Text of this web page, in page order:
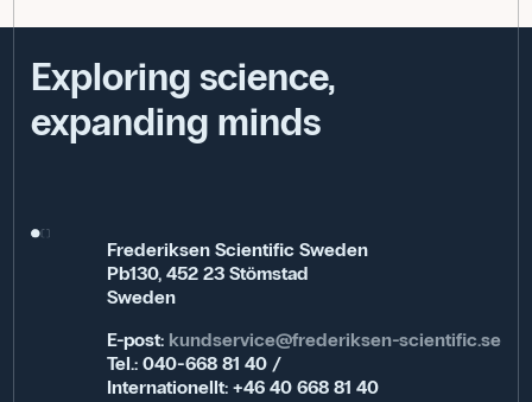
Exploring science,
expanding minds
Frederiksen Scientific Sweden
Pb130, 452 23 Stömstad
Sweden
E-post: kundservice@frederiksen-scientific.se
Tel.: 040-668 81 40 /
Internationellt: +46 40 668 81 40